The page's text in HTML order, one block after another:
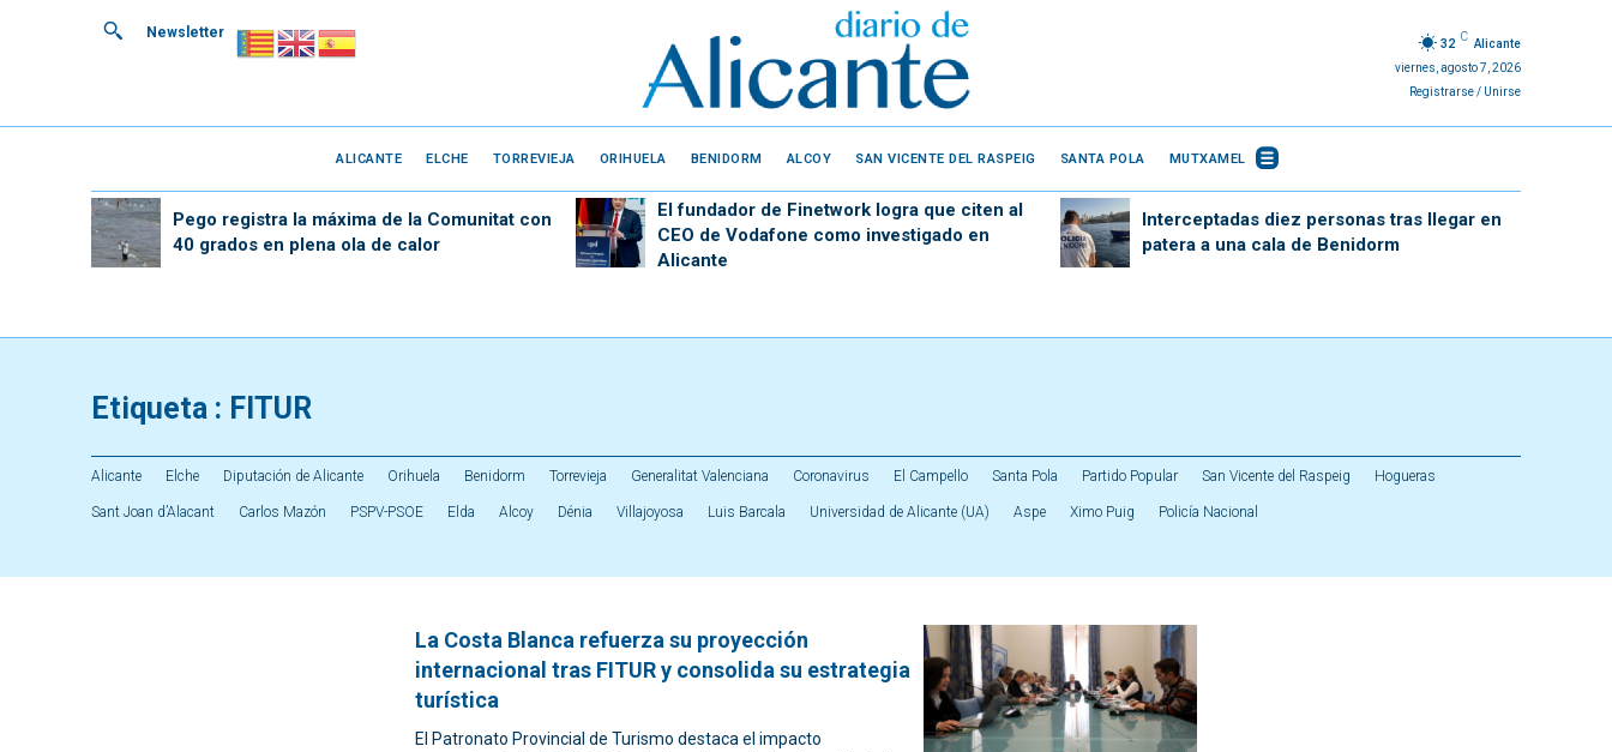
Newsletter
32
C
Alicante
viernes, agosto 7, 2026
Registrarse / Unirse
ALICANTE ELCHE TORREVIEJA ORIHUELA BENIDORM ALCOY SAN VICENTE DEL RASPEIG SANTA POLA MUTXAMEL
Pego registra la máxima de la Comunitat con
40 grados en plena ola de calor
El fundador de Finetwork logra que citen al
CEO de Vodafone como investigado en
Alicante
Interceptadas diez personas tras llegar en
patera a una cala de Benidorm
Etiqueta : FITUR
Alicante Elche Diputación de Alicante Orihuela Benidorm Torrevieja Generalitat Valenciana Coronavirus El Campello Santa Pola Partido Popular San Vicente del Raspeig Hogueras
Sant Joan d’Alacant Carlos Mazón PSPV-PSOE Elda Alcoy Dénia Villajoyosa Luis Barcala Universidad de Alicante (UA) Aspe Ximo Puig Policía Nacional
La Costa Blanca refuerza su proyección
internacional tras FITUR y consolida su estrategia
turística
El Patronato Provincial de Turismo destaca el impacto